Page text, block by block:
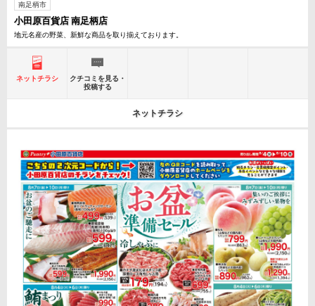
南足柄市
小田原百貨店 南足柄店
地元名産の野菜、新鮮な商品を取り揃えております。
ネットチラシ
クチコミを見る・
投稿する
ネットチラシ